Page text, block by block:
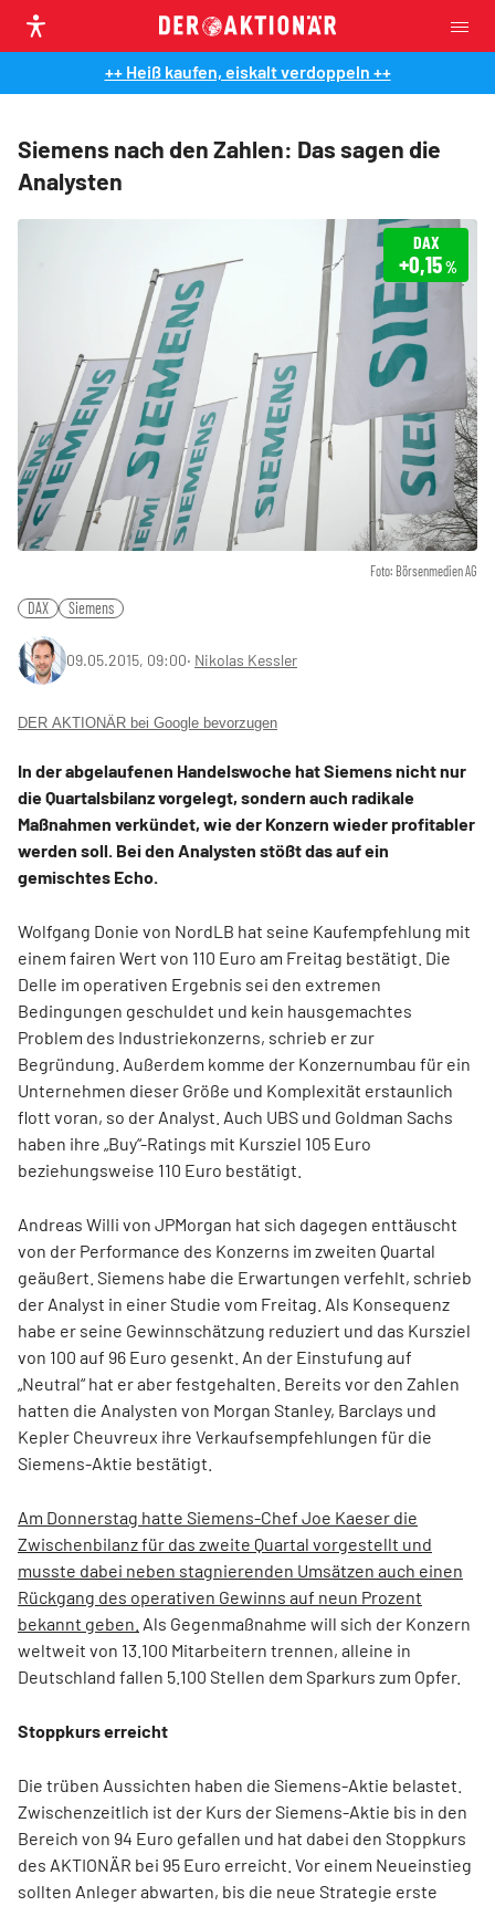
++ Heiß kaufen, eiskalt verdoppeln ++
Siemens nach den Zahlen: Das sagen die
Analysten
Foto: Börsenmedien AG
DAX
+0,15%
DAX Siemens
09.05.2015, 09:00‧ Nikolas Kessler
DER AKTIONÄR bei Google bevorzugen
In der abgelaufenen Handelswoche hat Siemens nicht nur
die Quartalsbilanz vorgelegt, sondern auch radikale
Maßnahmen verkündet, wie der Konzern wieder profitabler
werden soll. Bei den Analysten stößt das auf ein
gemischtes Echo.
Wolfgang Donie von NordLB hat seine Kaufempfehlung mit
einem fairen Wert von 110 Euro am Freitag bestätigt. Die
Delle im operativen Ergebnis sei den extremen
Bedingungen geschuldet und kein hausgemachtes
Problem des Industriekonzerns, schrieb er zur
Begründung. Außerdem komme der Konzernumbau für ein
Unternehmen dieser Größe und Komplexität erstaunlich
flott voran, so der Analyst. Auch UBS und Goldman Sachs
haben ihre „Buy“-Ratings mit Kursziel 105 Euro
beziehungsweise 110 Euro bestätigt.
Andreas Willi von JPMorgan hat sich dagegen enttäuscht
von der Performance des Konzerns im zweiten Quartal
geäußert. Siemens habe die Erwartungen verfehlt, schrieb
der Analyst in einer Studie vom Freitag. Als Konsequenz
habe er seine Gewinnschätzung reduziert und das Kursziel
von 100 auf 96 Euro gesenkt. An der Einstufung auf
„Neutral“ hat er aber festgehalten. Bereits vor den Zahlen
hatten die Analysten von Morgan Stanley, Barclays und
Kepler Cheuvreux ihre Verkaufsempfehlungen für die
Siemens-Aktie bestätigt.
Am Donnerstag hatte Siemens-Chef Joe Kaeser die
Zwischenbilanz für das zweite Quartal vorgestellt und
musste dabei neben stagnierenden Umsätzen auch einen
Rückgang des operativen Gewinns auf neun Prozent
bekannt geben. Als Gegenmaßnahme will sich der Konzern
weltweit von 13.100 Mitarbeitern trennen, alleine in
Deutschland fallen 5.100 Stellen dem Sparkurs zum Opfer.
Stoppkurs erreicht
Die trüben Aussichten haben die Siemens-Aktie belastet.
Zwischenzeitlich ist der Kurs der Siemens-Aktie bis in den
Bereich von 94 Euro gefallen und hat dabei den Stoppkurs
des AKTIONÄR bei 95 Euro erreicht. Vor einem Neueinstieg
sollten Anleger abwarten, bis die neue Strategie erste